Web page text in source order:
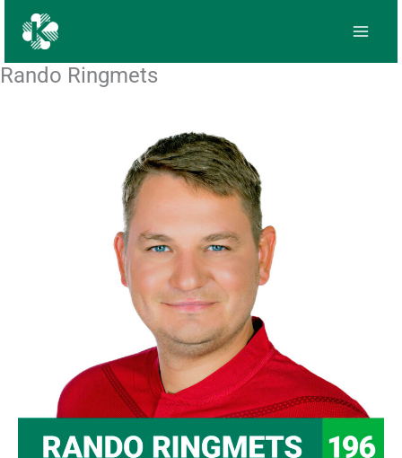
content
Rando Ringmets